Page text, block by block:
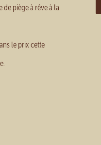
piège à rêve à la
le prix cette